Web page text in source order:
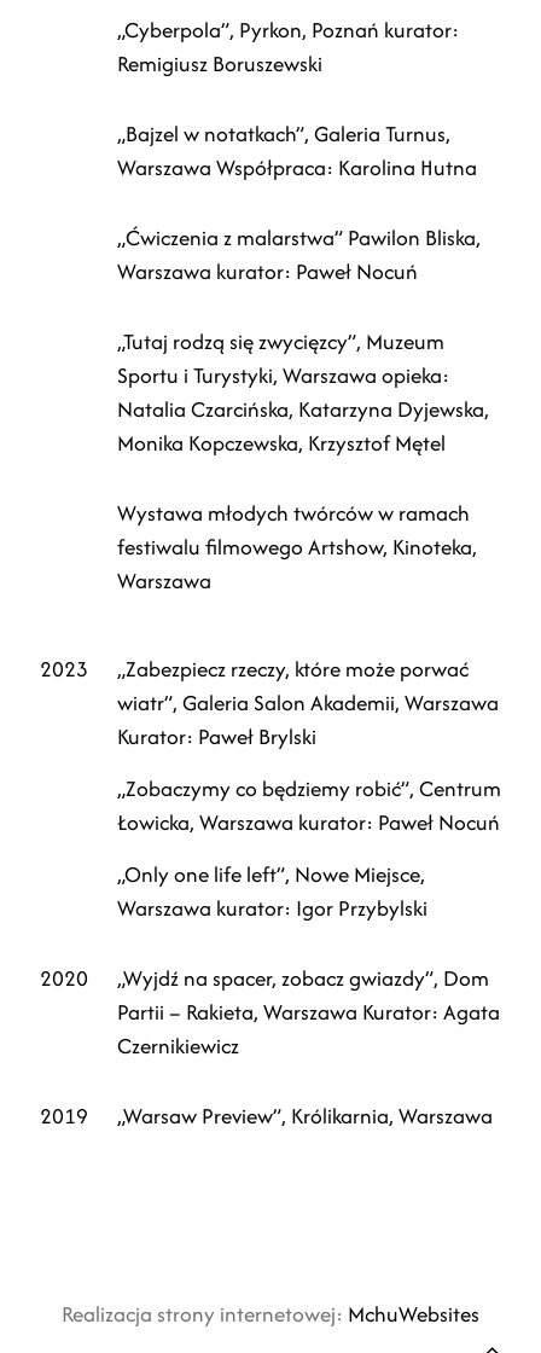
„Cyberpola”, Pyrkon, Poznań kurator:
Remigiusz Boruszewski
„Bajzel w notatkach”, Galeria Turnus,
Warszawa Współpraca: Karolina Hutna
„Ćwiczenia z malarstwa” Pawilon Bliska,
Warszawa kurator: Paweł Nocuń
„Tutaj rodzą się zwycięzcy”, Muzeum
Sportu i Turystyki, Warszawa opieka:
Natalia Czarcińska, Katarzyna Dyjewska,
Monika Kopczewska, Krzysztof Mętel
Wystawa młodych twórców w ramach
festiwalu filmowego Artshow, Kinoteka,
Warszawa
2023
„Zabezpiecz rzeczy, które może porwać
wiatr”, Galeria Salon Akademii, Warszawa
Kurator: Paweł Brylski
„Zobaczymy co będziemy robić”, Centrum
Łowicka, Warszawa kurator: Paweł Nocuń
„Only one life left”, Nowe Miejsce,
Warszawa kurator: Igor Przybylski
2020
„Wyjdź na spacer, zobacz gwiazdy”, Dom
Partii – Rakieta, Warszawa Kurator: Agata
Czernikiewicz
2019 „Warsaw Preview”, Królikarnia, Warszawa
Realizacja strony internetowej: MchuWebsites